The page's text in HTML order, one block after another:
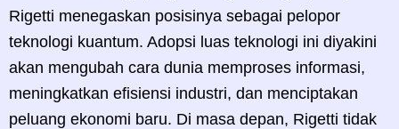
Rigetti menegaskan posisinya sebagai pelopor
teknologi kuantum. Adopsi luas teknologi ini diyakini
akan mengubah cara dunia memproses informasi,
meningkatkan efisiensi industri, dan menciptakan
peluang ekonomi baru. Di masa depan, Rigetti tidak